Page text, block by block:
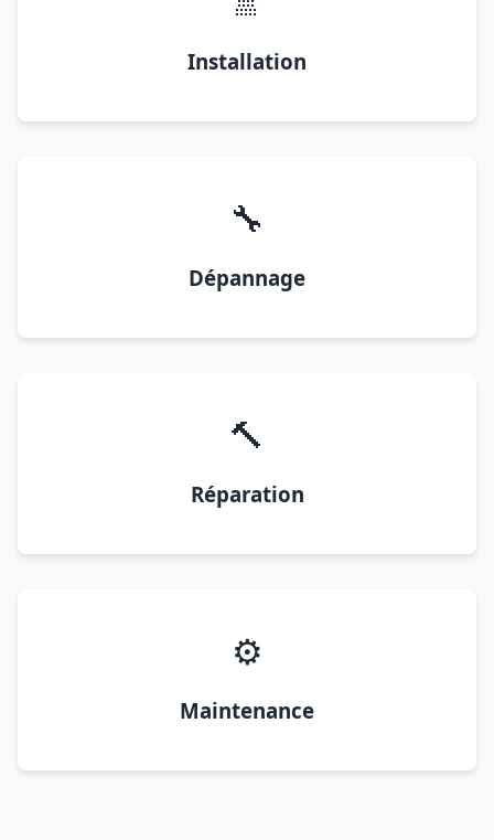
Installation
🔧
Dépannage
🔨
Réparation
⚙️
Maintenance